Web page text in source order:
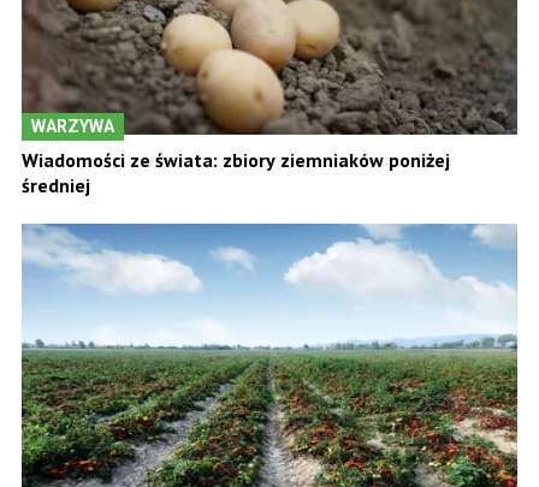
WARZYWA
Wiadomości ze świata: zbiory ziemniaków poniżej
średniej